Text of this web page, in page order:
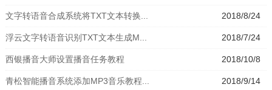
2018/8/24
文字转语音合成系统将TXT文本转换...
2018/7/24
浮云文字转语音识别TXT文本生成M...
2018/10/8
西银播音大师设置播音任务教程
2018/9/14
青松智能播音系统添加MP3音乐教程...